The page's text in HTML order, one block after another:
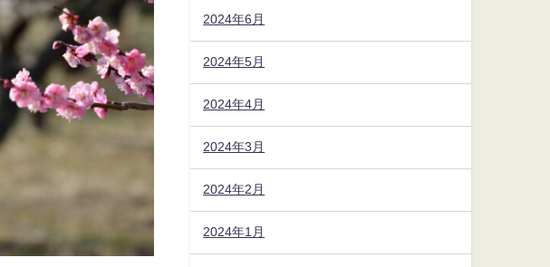
2024年6月
2024年5月
2024年4月
2024年3月
2024年2月
2024年1月